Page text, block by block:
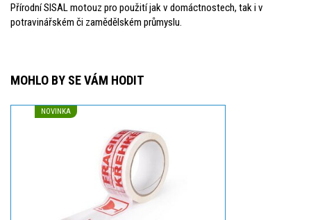
Přírodní SISAL motouz pro použití jak v domáctnostech, tak i v
potravinářském či zamědělském průmyslu.
MOHLO BY SE VÁM HODIT
NOVINKA